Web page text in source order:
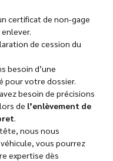
certificat de non-gage
de cession du
besoin d’une
pour votre dossier.
besoin de précisions
de l’enlèvement de
tête, nous nous
vous pourrez
expertise dès